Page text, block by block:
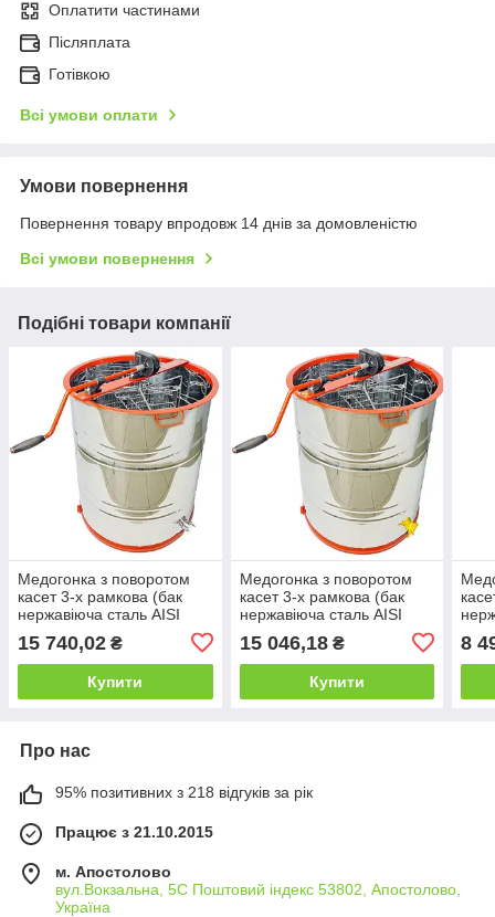
Оплатити частинами
Післяплата
Готівкою
Всі умови оплати
Умови повернення
Повернення товару впродовж 14 днів за домовленістю
Всі умови повернення
Подібні товари компанії
Медогонка з поворотом
касет 3-х рамкова (бак
нержавіюча сталь AISI
нержавіюча сталь, кран –
нержавіюча сталь)
15 740,02 ₴
Купити
Медогонка з поворотом
касет 3-х рамкова (бак
нержавіюча сталь AISI
нержавіюча сталь, кран –
пластик) ABB М4012
15 046,18₴
Купити
8
Про нас
95% позитивних з 218 відгуків за рік
Працює з 21.10.2015
м. Апостолово
вул.Вокзальна, 5С Поштовий індекс 53802, Апостолово,
Україна